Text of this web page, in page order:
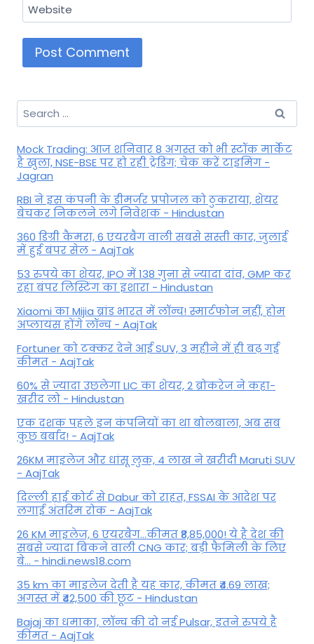
Website
Search
for:
Mock Trading: आज शनिवार 8 अगस्त को भी स्टॉक मार्केट
है खुला, NSE-BSE पर हो रही ट्रेडिंग; चेक करें टाइमिंग -
Jagran
RBI ने इस कंपनी के डीमर्जर प्रपोजल को ठुकराया, शेयर
बेचकर निकलने लगे निवेशक - Hindustan
360 डिग्री कैमरा, 6 एयरबैग वाली सबसे सस्ती कार, जुलाई
में हुई बंपर सेल - AajTak
53 रुपये का शेयर, IPO में 138 गुना से ज्यादा दांव, GMP कर
रहा बंपर लिस्टिंग का इशारा - Hindustan
Xiaomi का Mijia ब्रांड भारत में लॉन्च! स्मार्टफोन नहीं, होम
अप्लायंस होंगे लॉन्च - AajTak
Fortuner को टक्कर देने आई SUV, 3 महीने में ही बढ़ गई
कीमत - AajTak
60% से ज्यादा उछलेगा LIC का शेयर, 2 ब्रोकरेज ने कहा-
खरीद लो - Hindustan
एक दशक पहले इन कंपनियों का था बोलबाला, अब सब
कुछ बर्बाद! - AajTak
26KM माइलेज और धांसू लुक, 4 लाख ने खरीदी Maruti SUV
- AajTak
दिल्ली हाई कोर्ट से Dabur को राहत, FSSAI के आदेश पर
लगाई अंतरिम रोक - AajTak
26 KM माइलेज, 6 एयरबैग...कीमत ₹8,85,000! ये है देश की
सबसे ज्यादा बिकने वाली CNG कार; बड़ी फैमिली के लिए
बे... - hindi.news18.com
35 km का माइलेज देती है यह कार, कीमत ₹4.69 लाख;
अगस्त में ₹42,500 की छूट - Hindustan
Bajaj का धमाका, लॉन्च की दो नई Pulsar, इतने रुपये है
कीमत - AajTak